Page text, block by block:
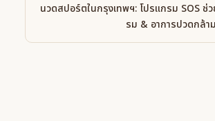
นวดสปอร์ตในกรุงเทพฯ: โปรแกรม SOS ช่
รม & อาการปวดกล้า